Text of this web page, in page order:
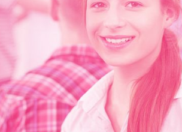
nächste Stufe zu bringen.